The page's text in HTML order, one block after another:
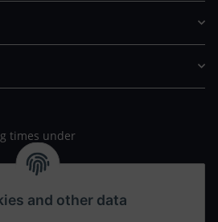
times under
Filialen
and other data